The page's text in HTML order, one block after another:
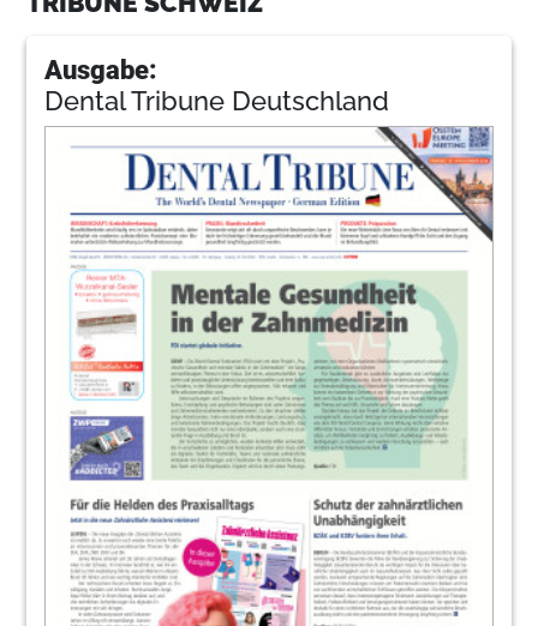
Ausgabe:
Dental Tribune Deutschland